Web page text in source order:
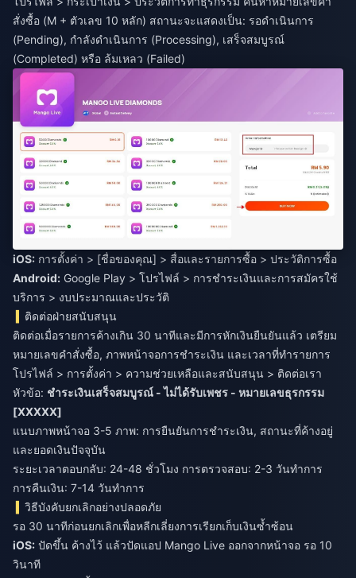
สั่งซื้อ (M + ตัวเลข 10 หลัก) สถานะจะแสดงเป็น: รอดำเนินการ
(Pending), กำลังดำเนินการ (Processing), เสร็จสมบูรณ์
(Completed) หรือ ล้มเหลว (Failed)
iOS:
Android: Google Play > โปรไฟล์ > การชำระเงินและการสมัครใช้
บริการ > งบประมาณและประวัติ
ติดต่อฝ่ายสนับสนุน
ติดต่อเมื่อรายการค้างเกิน 30 นาทีและมีการหักเงินยืนยันแล้ว เตรียม
หมายเลขคำสั่งซื้อ, ภาพหน้าจอการชำระเงิน และเวลาที่ทำรายการ
โปรไฟล์ > การตั้งค่า > ความช่วยเหลือและสนับสนุน > ติดต่อเรา
หัวข้อ: ชำระเงินเสร็จสมบูรณ์ - ไม่ได้รับเพชร - หมายเลขธุรกรรม
[XXXXX]
แนบภาพหน้าจอ 3-5 ภาพ: การยืนยันการชำระเงิน, สถานะที่ค้างอยู่
และยอดเงินปัจจุบัน
ระยะเวลาตอบกลับ: 24-48 ชั่วโมง การตรวจสอบ: 2-3 วันทำการ
การคืนเงิน: 7-14 วันทำการ
วิธีบังคับยกเลิกอย่างปลอดภัย
รอ 30 นาทีก่อนยกเลิกเพื่อหลีกเลี่ยงการเรียกเก็บเงินซ้ำซ้อน
iOS: ปัดขึ้น ค้างไว้ แล้วปัดแอป Mango Live ออกจากหน้าจอ รอ 10